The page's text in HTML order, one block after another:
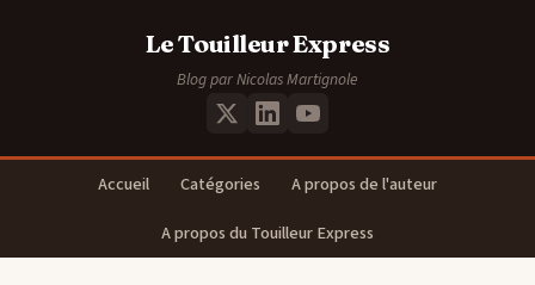
Le Touilleur Express
Blog par Nicolas Martignole
Accueil Catégories
A propos de l'auteur
A propos du Touilleur Express